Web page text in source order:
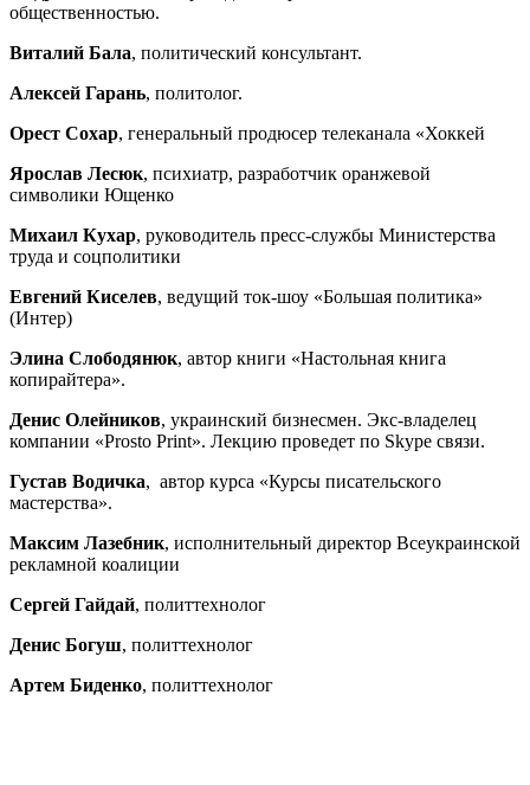
общественностью.
Виталий Бала, политический консультант.
Алексей Гарань, политолог.
Орест Сохар, генеральный продюсер телеканала «Хоккей
Ярослав Лесюк, психиатр, разработчик оранжевой
символики Ющенко
Михаил Кухар, руководитель пресс-службы Министерства
труда и соцполитики
Евгений Киселев, ведущий ток-шоу «Большая политика»
(Интер)
Элина Слободянюк, автор книги «Настольная книга
копирайтера».
Денис Олейников, украинский бизнесмен. Экс-владелец
компании «Prosto Print». Лекцию проведет по Skype связи.
Густав Водичка, автор курса «Курсы писательского
мастерства».
Максим Лазебник, исполнительный директор Всеукраинской
рекламной коалиции
Сергей Гайдай, политтехнолог
Денис Богуш, политтехнолог
Артем Биденко, политтехнолог